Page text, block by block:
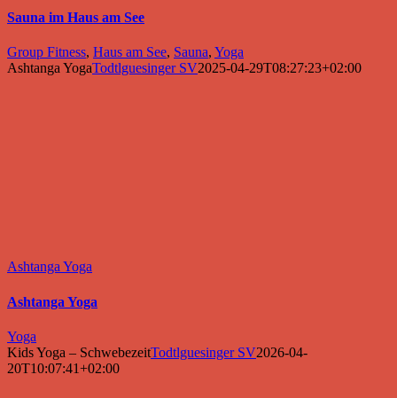
Sauna im Haus am See
Group Fitness, Haus am See, Sauna, Yoga
Ashtanga YogaTodtlguesinger SV2025-04-29T08:27:23+02:00
Ashtanga Yoga
Ashtanga Yoga
Yoga
Kids Yoga – SchwebezeitTodtlguesinger SV2026-04-
20T10:07:41+02:00